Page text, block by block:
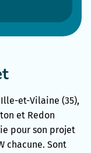
et-Vilaine (35),
et Redon
pour son projet
chacune. Sont